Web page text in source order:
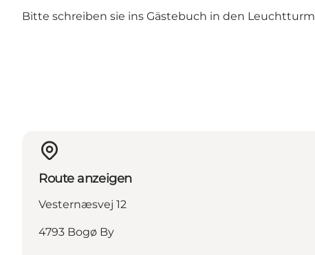
Bitte schreiben sie ins Gästebuch in den Leuchtturm
Route anzeigen
Vesternæsvej 12
4793 Bogø By